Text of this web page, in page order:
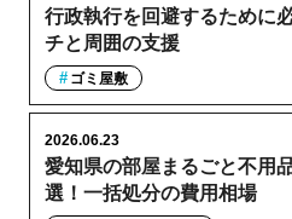
行政執行を回避するために
チと周囲の支援
ゴミ屋敷
愛知県の部屋まるごと不用
選！一括処分の費用相場
2026.06.23